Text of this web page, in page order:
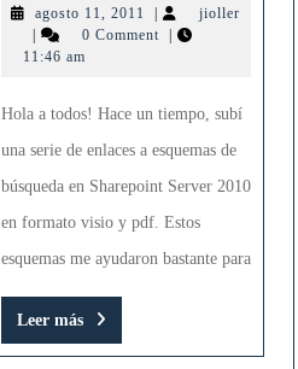
algunos
aspectos
agosto 11, 2011 agosto
11,
jioller
jioller
0 Comment
11:46 am
Hola a todos! Hace un tiempo, subí
una serie de enlaces a esquemas de
búsqueda en Sharepoint Server 2010
en formato visio y pdf. Estos
esquemas me ayudaron bastante para
Leer más
más